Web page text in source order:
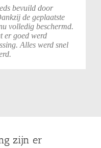
bevuild door
de geplaatste
volledig beschermd.
er goed werd
Alles werd snel
zijn er